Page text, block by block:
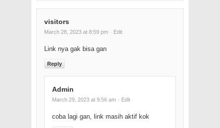
visitors
March 28, 2023 at 8:59 pm · Edit
Link nya gak bisa gan
Reply
Admin
March 29, 2023 at 9:56 am · Edit
coba lagi gan, link masih aktif kok